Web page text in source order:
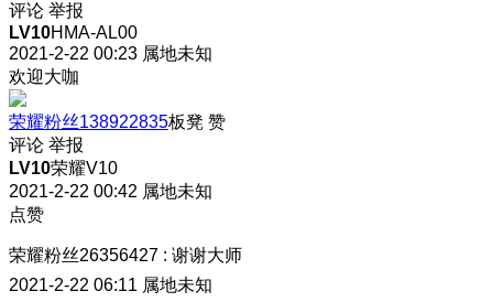
评论 举报
LV10HMA-AL00
2021-2-22 00:23 属地未知
欢迎大咖
荣耀粉丝138922835板凳 赞
评论 举报
LV10荣耀V10
2021-2-22 00:42 属地未知
点赞
荣耀粉丝26356427 : 谢谢大师
2021-2-22 06:11 属地未知